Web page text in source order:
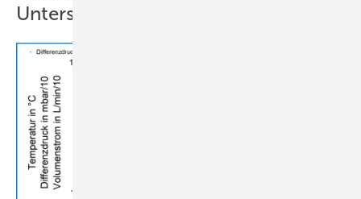
Untersuchung des Fraunhofer ISE